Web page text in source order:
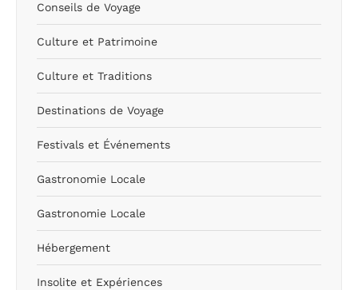
Conseils de Voyage
Culture et Patrimoine
Culture et Traditions
Destinations de Voyage
Festivals et Événements
Gastronomie Locale
Gastronomie Locale
Hébergement
Insolite et Expériences